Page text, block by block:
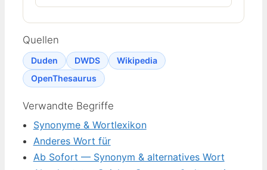
Quellen
Duden DWDS
Wikipedia
OpenThesaurus
Verwandte Begriffe
Synonyme & Wortlexikon
Anderes Wort für
Ab Sofort — Synonym & alternatives Wort